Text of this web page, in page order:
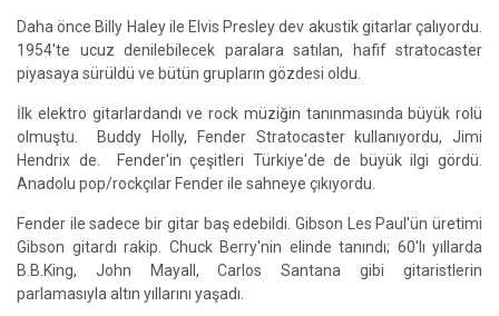
Daha önce Billy Haley ile Elvis Presley dev akustik gitarlar çalıyordu.
1954'te ucuz denilebilecek paralara satılan, hafif stratocaster
piyasaya sürüldü ve bütün grupların gözdesi oldu.
İlk elektro gitarlardandı ve rock müziğin tanınmasında büyük rolü
olmuştu. Buddy Holly, Fender Stratocaster kullanıyordu, Jimi
Hendrix de. Fender'in çeşitleri Türkiye'de de büyük ilgi gördü.
Anadolu pop/rockçılar Fender ile sahneye çıkıyordu.
Fender ile sadece bir gitar baş edebildi. Gibson Les Paul'ün üretimi
Gibson gitardı rakip. Chuck Berry'nin elinde tanındı; 60'lı yıllarda
B.B.King, John Mayall, Carlos Santana gibi gitaristlerin
parlamasıyla altın yıllarını yaşadı.